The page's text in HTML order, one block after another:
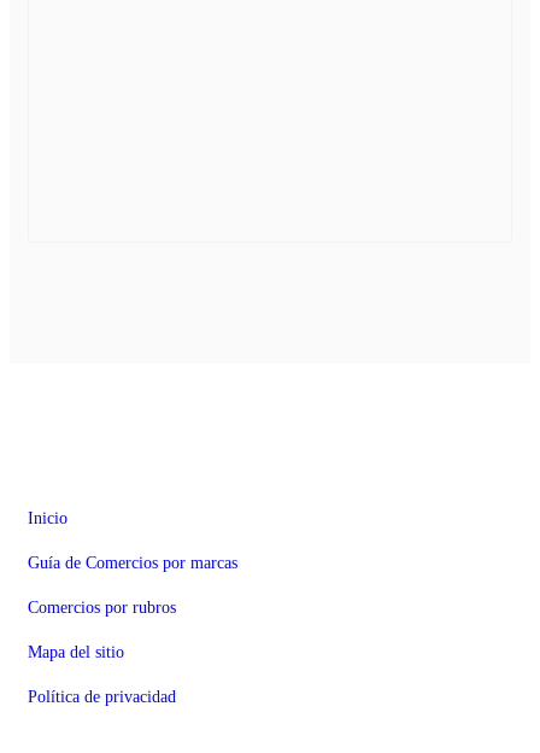
Inicio
Guía de Comercios por marcas
Comercios por rubros
Mapa del sitio
Política de privacidad